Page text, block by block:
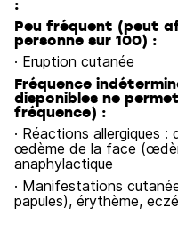
:
Peu fréquent (peut
personne sur 100) :
· Eruption cutanée
Fréquence
disponibles ne
fréquence) :
· Réactions allergiques
œdème de la face
anaphylactique
· Manifestations
papules), érythème,